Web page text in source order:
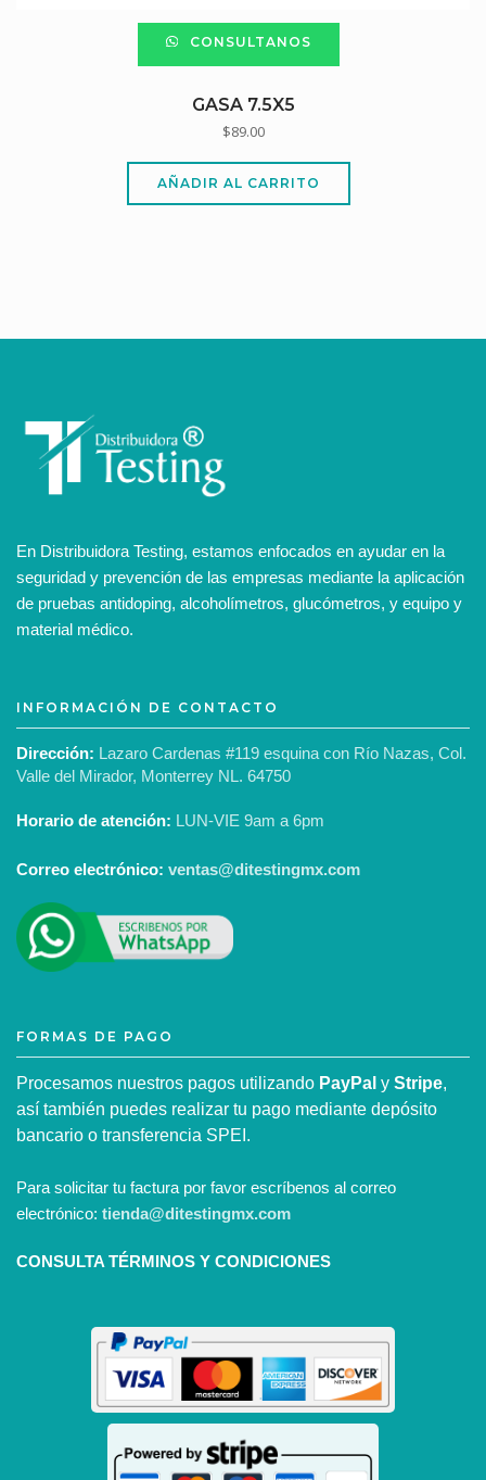
CONSULTANOS
GASA 7.5X5
$89.00
AÑADIR AL CARRITO
En Distribuidora Testing, estamos enfocados en ayudar en la
seguridad y prevención de las empresas mediante la aplicación
de pruebas antidoping, alcoholímetros, glucómetros, y equipo y
material médico.
INFORMACIÓN DE CONTACTO
Dirección: Lazaro Cardenas #119 esquina con Río Nazas, Col.
Valle del Mirador, Monterrey NL. 64750
Horario de atención: LUN-VIE 9am a 6pm
Correo electrónico: ventas@ditestingmx.com
FORMAS DE PAGO
Procesamos nuestros pagos utilizando PayPal y Stripe,
así también puedes realizar tu pago mediante depósito
bancario o transferencia SPEI.
Para solicitar tu factura por favor escríbenos al correo
electrónico: tienda@ditestingmx.com
CONSULTA TÉRMINOS Y CONDICIONES